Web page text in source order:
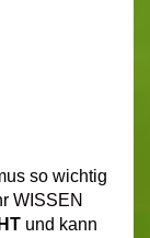
so wichtig
WISSEN
und kann